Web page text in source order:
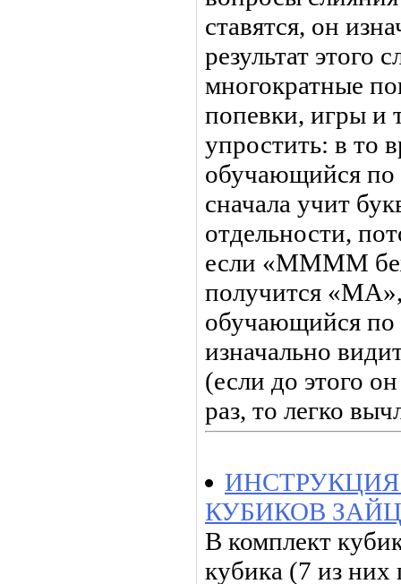
ставятся, он
результат этого
многократные
попевки, игры и
упростить: в то
обучающийся по
сначала учит
отдельности,
если «ММММ
получится
обучающийся по
изначально
(если до этого
раз, то легко
КУБИКОВ
В комплект
кубика (7 из